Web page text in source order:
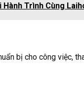
Hành Trình Cùng
bị cho công việc,